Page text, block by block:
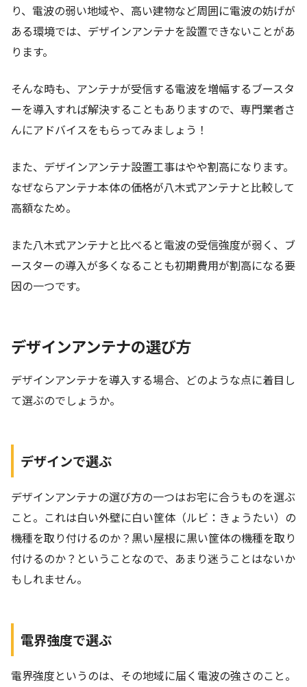
り、電波の弱い地域や、高い建物など周囲に電波の妨げが
ある環境では、デザインアンテナを設置できないことがあ
ります。
そんな時も、アンテナが受信する電波を増幅するブースタ
ーを導入すれば解決することもありますので、専門業者さ
んにアドバイスをもらってみましょう！
また、デザインアンテナ設置工事はやや割高になります。
なぜならアンテナ本体の価格が八木式アンテナと比較して
高額なため。
また八木式アンテナと比べると電波の受信強度が弱く、ブ
ースターの導入が多くなることも初期費用が割高になる要
因の一つです。
デザインアンテナの選び方
デザインアンテナを導入する場合、どのような点に着目し
て選ぶのでしょうか。
デザインで選ぶ
デザインアンテナの選び方の一つはお宅に合うものを選ぶ
こと。これは白い外壁に白い筐体（ルビ：きょうたい）の
機種を取り付けるのか？黒い屋根に黒い筐体の機種を取り
付けるのか？ということなので、あまり迷うことはないか
もしれません。
電界強度で選ぶ
電界強度というのは、その地域に届く電波の強さのこと。